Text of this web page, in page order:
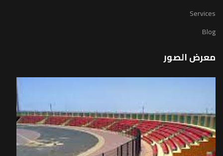
Services
Blog
معرض الصور